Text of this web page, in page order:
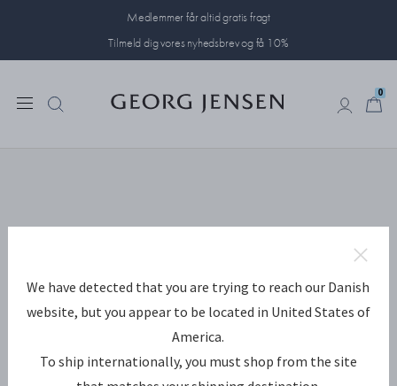
Medlemmer får altid gratis fragt
Tilmeld dig vores nyhedsbrev og få 10%
0
We have detected that you are trying to reach our Danish
website, but you appear to be located in United States of
America.
To ship internationally, you must shop from the site